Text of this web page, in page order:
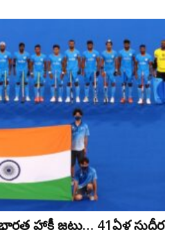
హాకీ జ‌ట్టు… 41ఏళ్ల సుదీర్ఘ